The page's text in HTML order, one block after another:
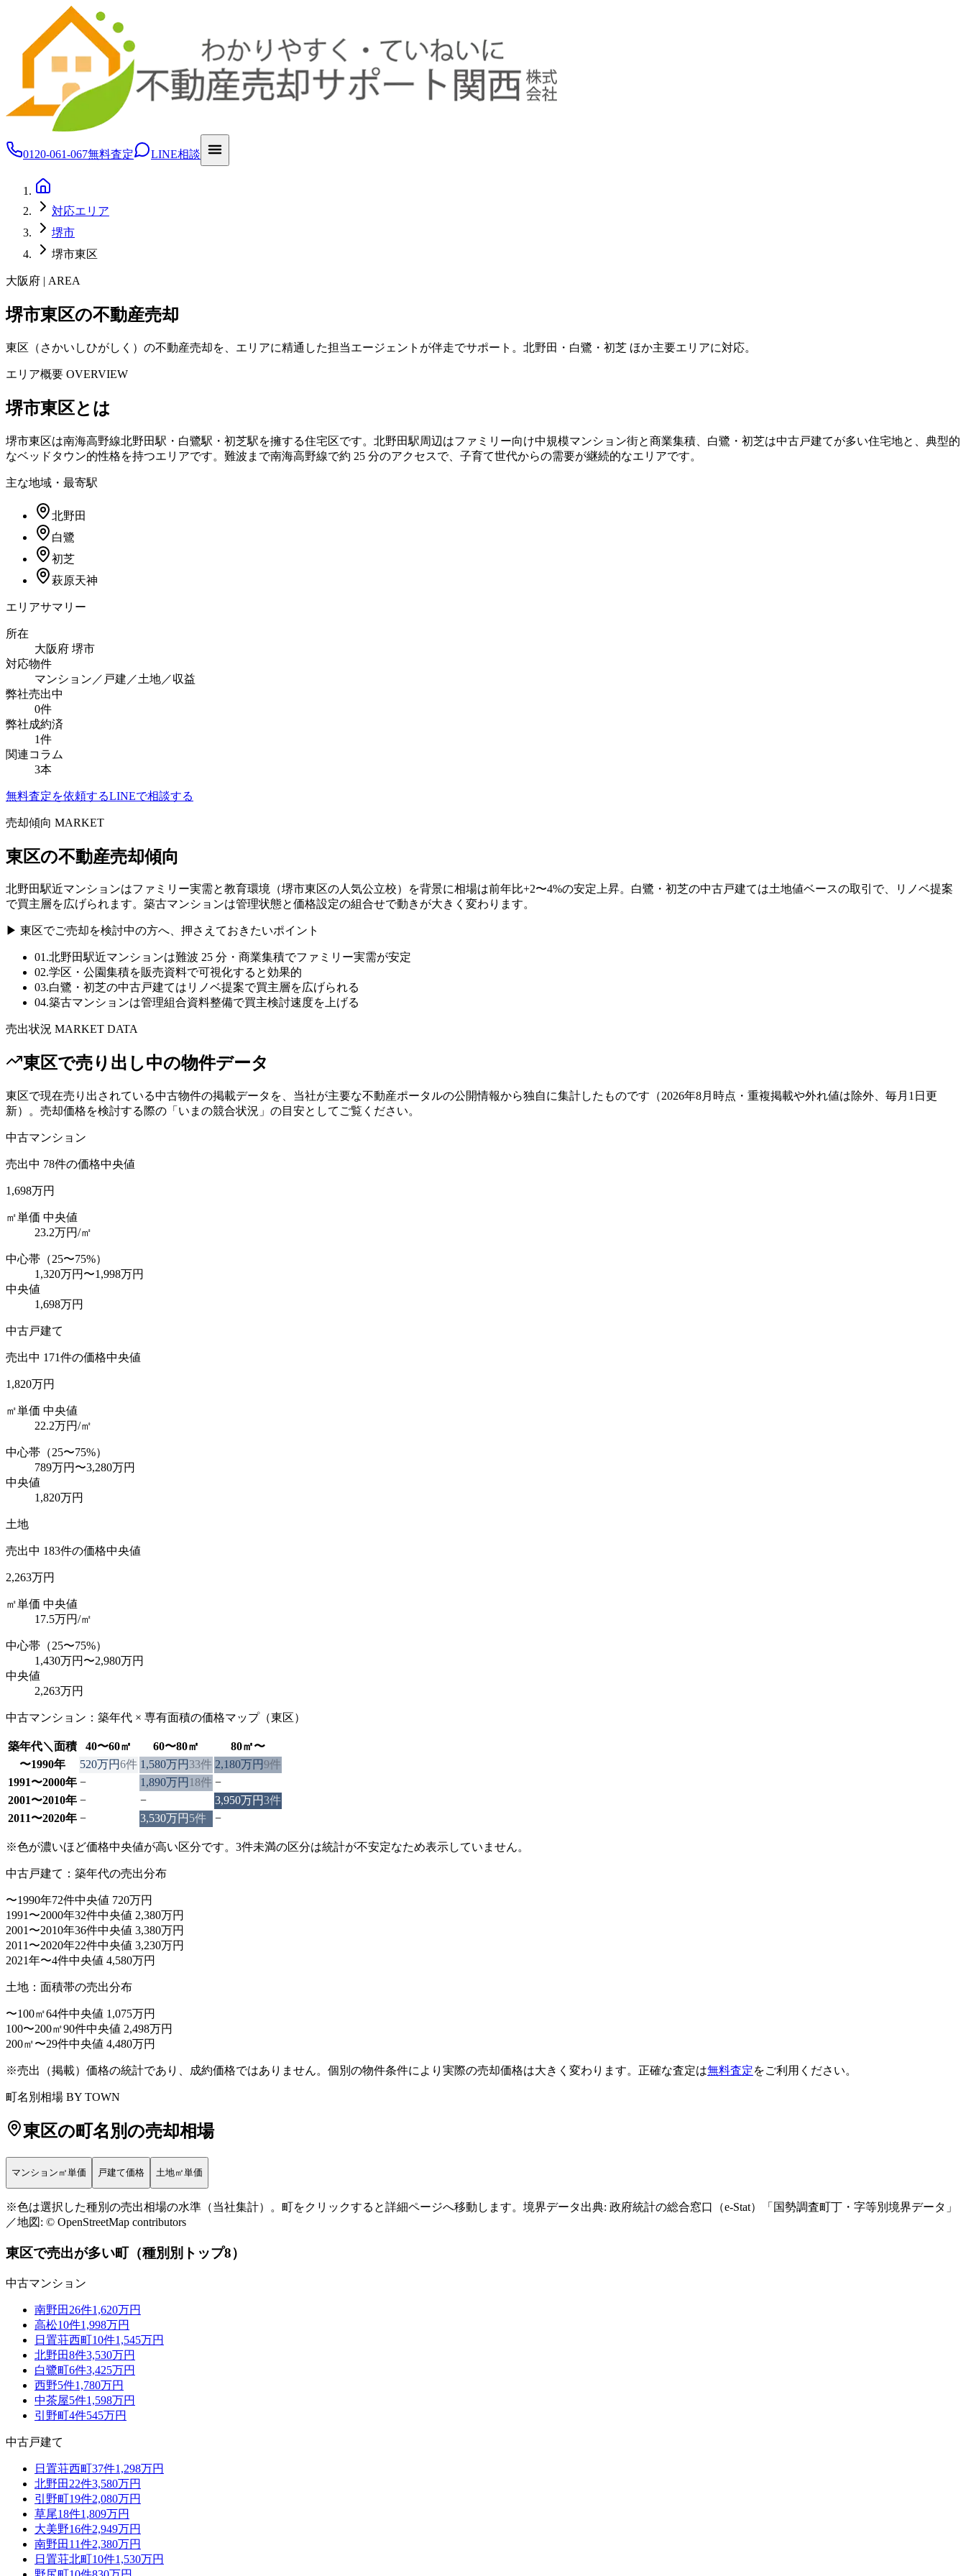
0120-061-067無料査定 LINE相談
対応エリア
堺市
堺市東区
大阪府 | AREA
堺市東区の不動産売却
東区（さかいしひがしく）の不動産売却を、エリアに精通した担当エージェントが伴走でサポート。北野田・白鷺・初芝 ほか主要エリアに対応。
エリア概要 OVERVIEW
堺市東区とは
堺市東区は南海高野線北野田駅・白鷺駅・初芝駅を擁する住宅区です。北野田駅周辺はファミリー向け中規模マンション街と商業集積、白鷺・初芝は中古戸建てが多い住宅地と、典型的
なベッドタウン的性格を持つエリアです。難波まで南海高野線で約 25 分のアクセスで、子育て世代からの需要が継続的なエリアです。
主な地域・最寄駅
北野田
白鷺
初芝
萩原天神
エリアサマリー
所在
大阪府 堺市
対応物件
マンション／戸建／土地／収益
弊社売出中
0件
弊社成約済
1件
関連コラム
3本
無料査定を依頼するLINEで相談する
売却傾向 MARKET
東区の不動産売却傾向
北野田駅近マンションはファミリー実需と教育環境（堺市東区の人気公立校）を背景に相場は前年比+2〜4%の安定上昇。白鷺・初芝の中古戸建ては土地値ベースの取引で、リノベ提案
で買主層を広げられます。築古マンションは管理状態と価格設定の組合せで動きが大きく変わります。
▶ 東区でご売却を検討中の方へ、押さえておきたいポイント
01.北野田駅近マンションは難波 25 分・商業集積でファミリー実需が安定
02.学区・公園集積を販売資料で可視化すると効果的
03.白鷺・初芝の中古戸建てはリノベ提案で買主層を広げられる
04.築古マンションは管理組合資料整備で買主検討速度を上げる
売出状況 MARKET DATA
東区で売り出し中の物件データ
東区で現在売り出されている中古物件の掲載データを、当社が主要な不動産ポータルの公開情報から独自に集計したものです（2026年8月 時点・重複掲載や外れ値は除外、毎月1日更
新）。売却価格を検討する際の「いまの競合状況」の目安としてご覧ください。
中古マンション
売出中 78件の価格中央値
1,698万円
㎡単価 中央値
23.2万円/㎡
中心帯（25〜75%）
1,320万円 〜1,998万円
中央値
1,698万円
中古戸建て
売出中 171件の価格中央値
1,820万円
㎡単価 中央値
22.2万円/㎡
中心帯（25〜75%）
789万円 〜3,280万円
中央値
1,820万円
土地
売出中 183件の価格中央値
2,263万円
㎡単価 中央値
17.5万円/㎡
中心帯（25〜75%）
1,430万円 〜2,980万円
中央値
2,263万円
中古マンション：築年代 × 専有面積の価格マップ（東区）
築年代＼面積 40〜60㎡ 60〜80㎡
80㎡〜
〜1990年
520万円6件 1,580万円 33件 2,180万円9件
1991〜2000年 − 1,890万円 18件 −
2001〜2010年 − − 3,950万円3件
2011〜2020年 − 3,530万円 5件 −
※色が濃いほど価格中央値が高い区分です。3件未満の区分は統計が不安定なため表示していません。
中古戸建て：築年代の売出分布
〜1990年72件中央値 720万円
1991〜2000年32件中央値 2,380万円
2001〜2010年36件中央値 3,380万円
2011〜2020年22件中央値 3,230万円
2021年〜4件中央値 4,580万円
土地：面積帯の売出分布
〜100㎡64件中央値 1,075万円
100〜200㎡90件中央値 2,498万円
200㎡〜29件中央値 4,480万円
※売出（掲載）価格の統計であり、成約価格ではありません。個別の物件条件により実際の売却価格は大きく変わります。正確な査定は無料査定をご利用ください。
町名別相場 BY TOWN
東区の町名別の売却相場
マンション㎡単価 戸建て価格 土地㎡単価
+
マンション㎡単価（赤=高い・青=安い）
25万〜43万
19万〜22万
データ少
※色は選択した種別の売出相場の水準（当社集計）。町をクリックすると詳細ページへ移動します。境界データ出典: 政府統計の総合窓口（e-Stat）「国勢調査町丁・字等別境界データ」
／地図: © OpenStreetMap contributors
東区で売出が多い町（種別別トップ8）
中古マンション
南野田 26件1,620万円
高松10件1,998万円
日置荘西町10件1,545万円
北野田8件3,530万円
白鷺町6件3,425万円
西野5件1,780万円
中茶屋5件1,598万円
引野町4件545万円
中古戸建て
日置荘西町37件1,298万円
北野田 22件3,580万円
引野町19件2,080万円
草尾18件1,809万円
大美野16件2,949万円
南野田 11件2,380万円
日置荘北町10件1,530万円